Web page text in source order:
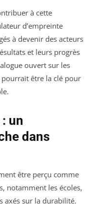
à cette
d’empreinte
à devenir des acteurs
et leurs progrès
ouvert sur les
être la clé pour
un
dans
être perçu comme
notamment les écoles,
axés sur la durabilité.